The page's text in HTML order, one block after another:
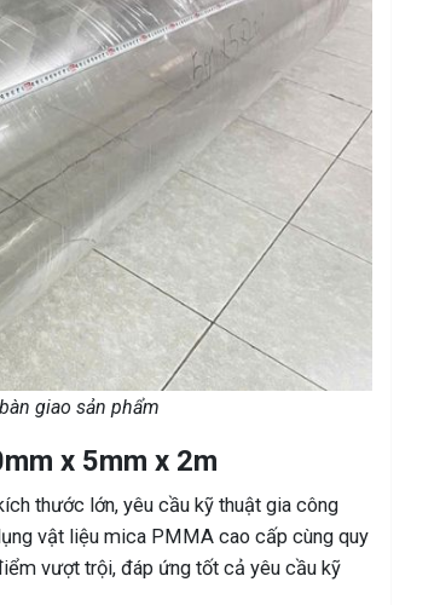
giao sản phẩm
x 5mm x 2m
thước lớn, yêu cầu kỹ thuật gia công
vật liệu mica PMMA cao cấp cùng quy
vượt trội, đáp ứng tốt cả yêu cầu kỹ